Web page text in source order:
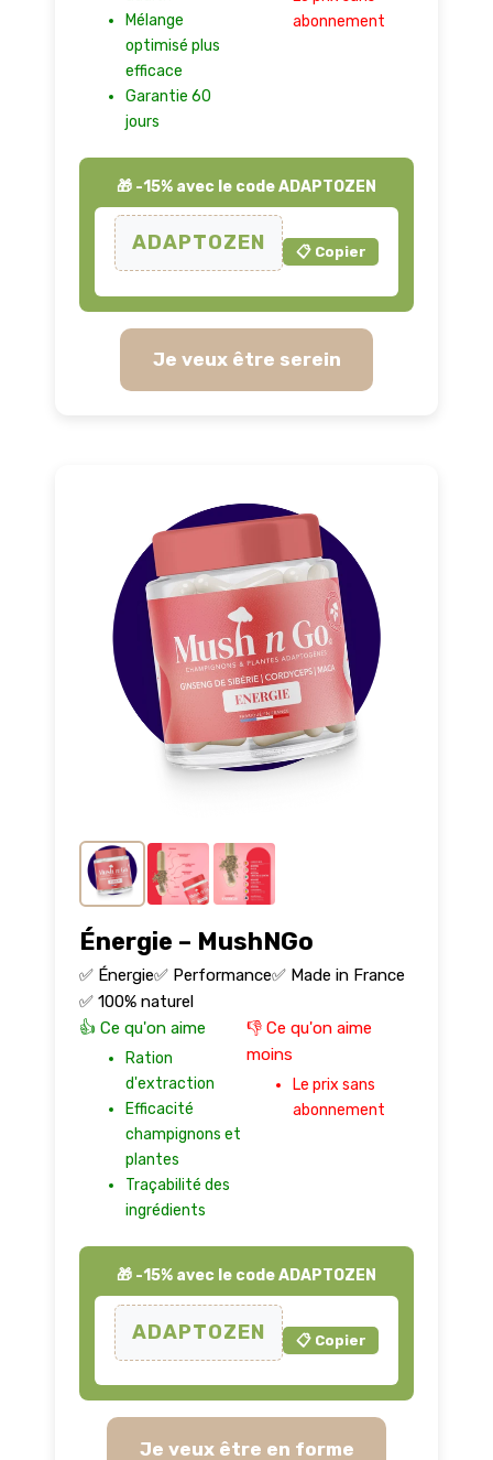
Mélange
optimisé plus
efficace
Garantie 60
jours
abonnement
🎁 -15% avec le code ADAPTOZEN
ADAPTOZEN 📋 Copier
Je veux être serein
Énergie – MushNGo
✅ Énergie✅ Performance✅ Made in France
✅ 100% naturel
👍 Ce qu'on aime
Ration
d'extraction
Efficacité
champignons et
plantes
Traçabilité des
ingrédients
👎 Ce qu'on aime
moins
Le prix sans
abonnement
🎁 -15% avec le code ADAPTOZEN
ADAPTOZEN 📋 Copier
Je veux être en forme